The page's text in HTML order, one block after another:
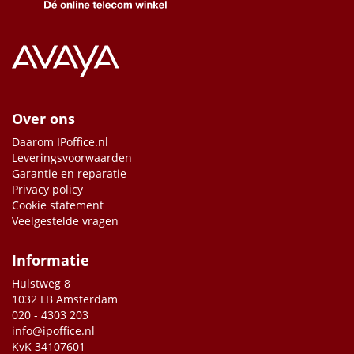
Over ons
Daarom IPoffice.nl
Leveringsvoorwaarden
Garantie en reparatie
Privacy policy
Cookie statement
Veelgestelde vragen
Informatie
Hulstweg 8
1032 LB Amsterdam
020 - 4303 203
info@ipoffice.nl
KvK 34107601